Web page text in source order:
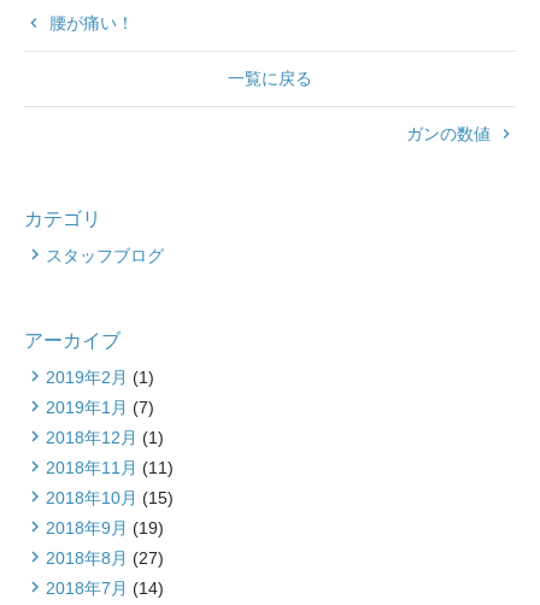
keyboard_arrow_left 腰が痛い！
一覧に戻る
ガンの数値 keyboard_arrow_right
カテゴリ
スタッフブログ
アーカイブ
2019年2月 (1)
2019年1月 (7)
2018年12月 (1)
2018年11月 (11)
2018年10月 (15)
2018年9月 (19)
2018年8月 (27)
2018年7月 (14)